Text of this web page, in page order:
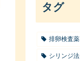
タグ
排卵検査薬
シリンジ法